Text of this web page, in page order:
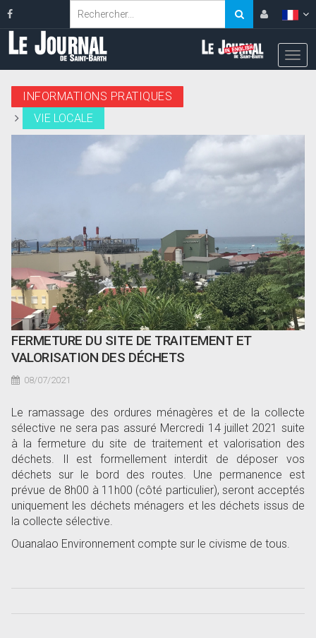
INFORMATIONS PRATIQUES
VIE LOCALE
FERMETURE DU SITE DE TRAITEMENT ET
VALORISATION DES DÉCHETS
08/07/2021
Le ramassage des ordures ménagères et de la collecte
sélective ne sera pas assuré Mercredi 14 juillet 2021 suite
à la fermeture du site de traitement et valorisation des
déchets. Il est formellement interdit de déposer vos
déchets sur le bord des routes. Une permanence est
prévue de 8h00 à 11h00 (côté particulier), seront acceptés
uniquement les déchets ménagers et les déchets issus de
la collecte sélective.
Ouanalao Environnement compte sur le civisme de tous.